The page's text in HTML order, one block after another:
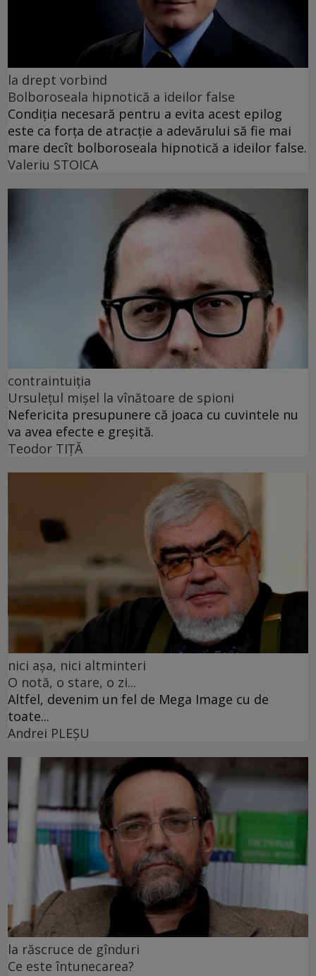
la drept vorbind
Bolboroseala hipnotică a ideilor false
Condiția necesară pentru a evita acest epilog
este ca forța de atracție a adevărului să fie mai
mare decît bolboroseala hipnotică a ideilor false.
Valeriu STOICA
contraintuiția
Ursulețul mișel la vînătoare de spioni
Nefericita presupunere că joaca cu cuvintele nu
va avea efecte e greșită.
Teodor TIŢĂ
nici așa, nici altminteri
O notă, o stare, o zi...
Altfel, devenim un fel de Mega Image cu de
toate...
Andrei PLEŞU
la răscruce de gînduri
Ce este întunecarea?